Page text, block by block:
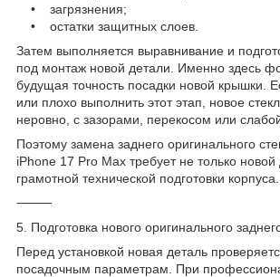
• загрязнения;
• остатки защитных слоев.
Затем выполняется выравнивание и
под монтаж новой детали. Именно здесь
будущая точность посадки новой крышки.
или плохо выполнить этот этап, новое
неровно, с зазорами, перекосом или
Поэтому замена заднего оригинального
iPhone 17 Pro Max требует не только
грамотной технической подготовки корпуса.
⸻
5. Подготовка нового оригинального
Перед установкой новая деталь
посадочным параметрам. При